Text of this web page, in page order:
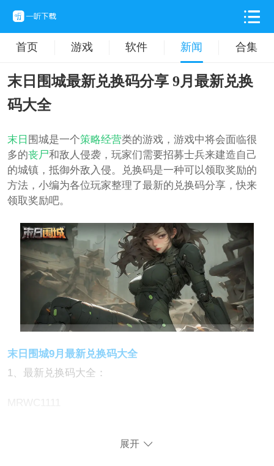
首页 游戏 软件 新闻 合集
末日围城最新兑换码分享 9月最新兑换
码大全
末日 围城是一个策略经营类的游戏，游戏中将会面临很
多的丧尸和敌人侵袭，玩家们需要招募士兵来建造自己
的城镇，抵御外敌入侵。兑换码是一种可以领取奖励的
方法，小编为各位玩家整理了最新的兑换码分享，快来
领取奖励吧。
末日围城9月最新兑换码大全
1、最新兑换码大全：
展开